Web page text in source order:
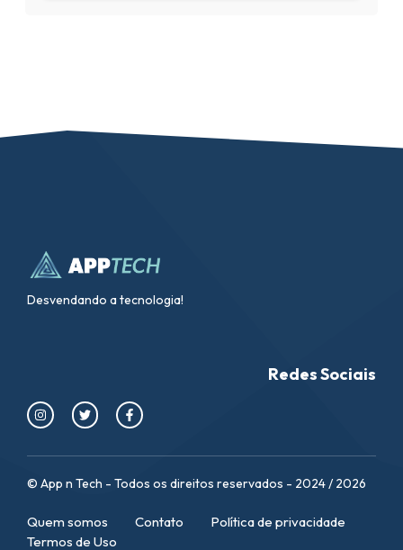
Desvendando a tecnologia!
Redes Sociais
© App n Tech - Todos os direitos reservados - 2024 / 2026
Quem somos Contato
Política de privacidade
Termos de Uso